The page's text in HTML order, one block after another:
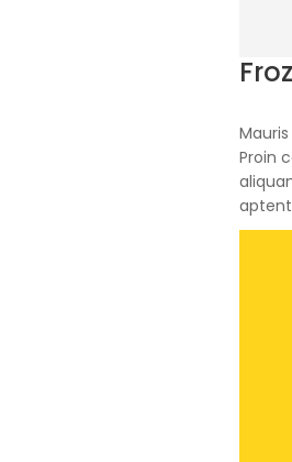
Proin